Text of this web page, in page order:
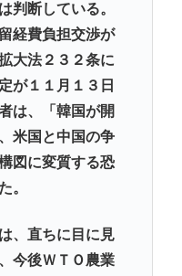
判断している。
経費負担交渉が
大法２３２条に
が１１月１３日
は、「韓国が開
米国と中国の争
図に変質する恐
。
、直ちに目に見
今後ＷＴＯ農業